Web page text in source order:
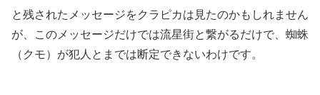
と残されたメッセージをクラピカは見たのかもしれません
が、このメッセージだけでは流星街と繋がるだけで、蜘蛛
（クモ）が犯人とまでは断定できないわけです。